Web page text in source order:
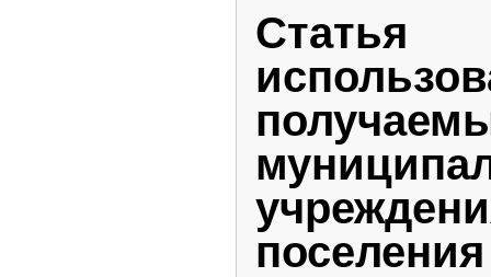
Статья
поселения